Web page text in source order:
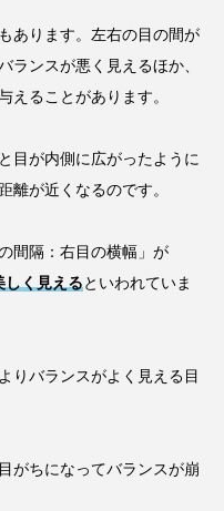
あります。左右の目の間が
ランスが悪く見えるほか、
えることがあります。
目が内側に広がったように
離が近くなるのです。
間隔：右目の横幅」が
しく見えるといわれていま
りバランスがよく見える目
がちになってバランスが崩